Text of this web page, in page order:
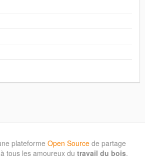
plateforme Open Source de partage
tous les amoureux du travail du bois.